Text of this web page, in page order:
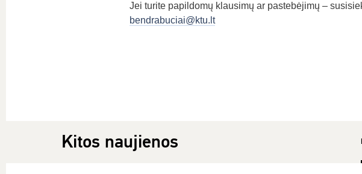
Jei turite papildomų klausimų ar pastebėjimų –
bendrabuciai@ktu.lt
Kitos naujienos